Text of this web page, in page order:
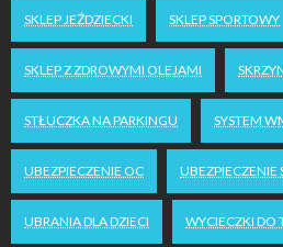
SKLEP JEŹDZIECKI SKLEP SPORTOWY
SKLEP Z ZDROWYMI OLEJAMI
STŁUCZKA NA PARKINGU SYSTEM
UBEZPIECZENIE OC
UBRANIA DLA DZIECI WYCIECZKI DO